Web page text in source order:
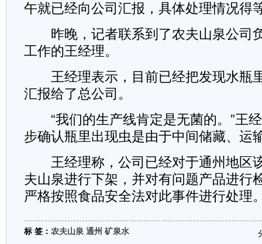
午就已经向公司汇报，具体处理情况得
昨晚，记者联系到了农夫山泉公司
工作的王经理。
王经理表示，目前已经把发现水瓶
汇报给了总公司。
“我们的生产线肯定是无菌的。”王
步确认瓶里出现虫是由于中间储藏、运
王经理称，公司已经对于通州地区
夫山泉进行下架，并对有问题产品进行
严格按照食品安全法对此事件进行处理
标 签： 农夫山泉 通州 矿泉水